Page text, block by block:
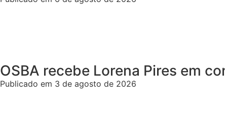
OSBA recebe Lorena Pires em
Publicado em 3 de agosto de 2026